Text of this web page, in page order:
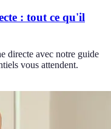
: tout ce qu'il
directe avec notre guide
vous attendent.